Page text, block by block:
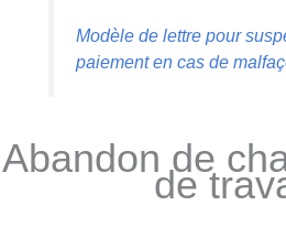
Modèle de lettre pour
paiement en cas de
Abandon de
de